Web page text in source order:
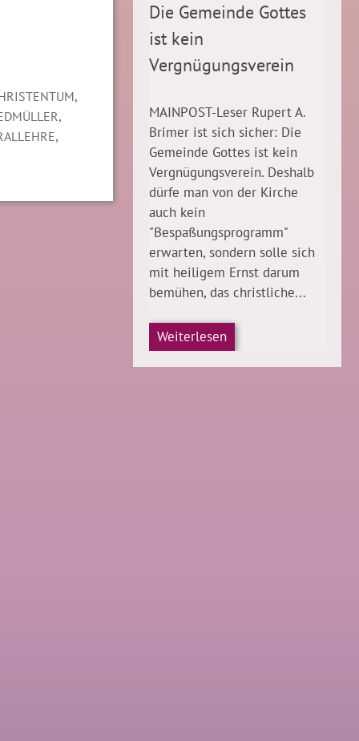
,
,
,
Die Gemeinde Gottes
ist kein
Vergnügungsverein
MAINPOST-Leser Rupert A.
Brimer ist sich sicher: Die
Gemeinde Gottes ist kein
Vergnügungsverein. Deshalb
dürfe man von der Kirche
auch kein
"Bespaßungsprogramm"
erwarten, sondern solle sich
mit heiligem Ernst darum
bemühen, das christliche...
Weiterlesen